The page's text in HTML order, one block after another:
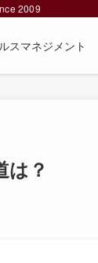
2009
スマネジメント
は？